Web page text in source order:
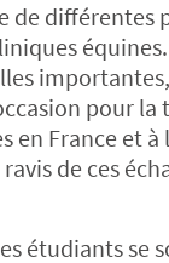
de différentes
pour
en France et
de ces
étudiants se